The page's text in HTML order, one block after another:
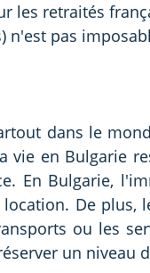
les retraités
n'est pas
dans le
vie en Bulgarie
En Bulgarie,
De plus,
ou les
un niveau